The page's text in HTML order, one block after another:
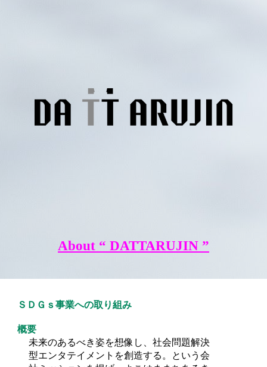
About “ DATTARUJIN ”
ＳＤＧｓ事業への取り組み
概要
未来のあるべき姿を想像し、社会問題解決
型エンタテイメントを創造する。という会